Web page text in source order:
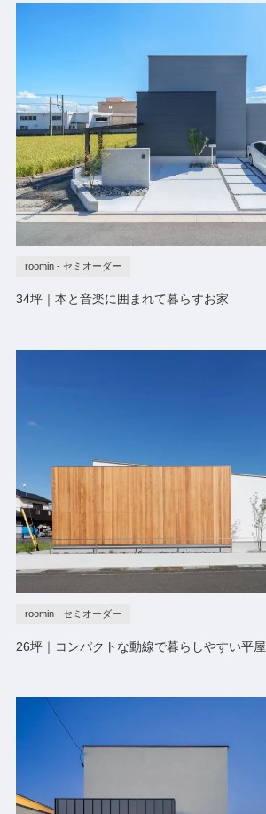
roomin - セミオーダー
34坪｜本と音楽に囲まれて暮らすお家
roomin - セミオーダー
26坪｜コンパクトな動線で暮らしやすい平屋